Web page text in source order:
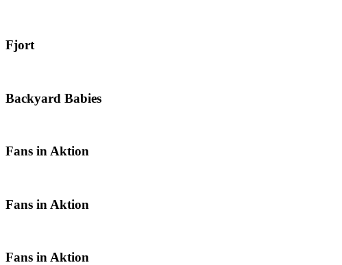
Fjort
Backyard Babies
Fans in Aktion
Fans in Aktion
Fans in Aktion